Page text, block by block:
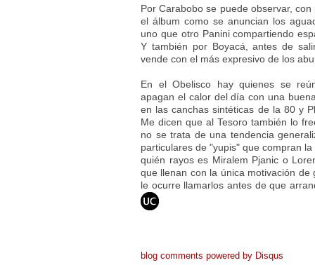
Por Carabobo se puede observar,
el álbum como se anuncian los
uno que otro Panini compartiendo
Y también por Boyacá, antes de
vende con el más expresivo de los
En el Obelisco hay quienes se
apagan el calor del día con una
en las canchas sintéticas de la 80 y
Me dicen que al Tesoro también lo
no se trata de una tendencia
particulares de "yupis" que compran
quién rayos es Miralem Pjanic o
que llenan con la única motivación
le ocurre llamarlos antes de que
blog comments powered by Disqus